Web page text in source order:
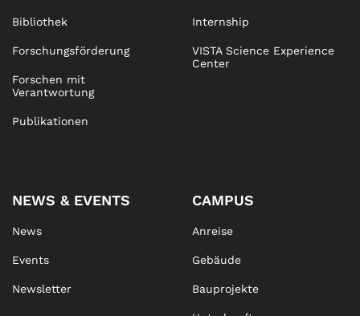
Bibliothek
Forschungsförderung
Forschen mit
Verantwortung
Publikationen
Internship
VISTA Science Experience
Center
NEWS & EVENTS
News
Events
Newsletter
CAMPUS
Anreise
Gebäude
Bauprojekte